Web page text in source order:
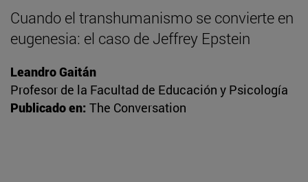
Cuando el transhumanismo se convierte en
eugenesia: el caso de Jeffrey Epstein
Leandro Gaitán
Profesor de la Facultad de Educación y Psicología
Publicado en: The Conversation